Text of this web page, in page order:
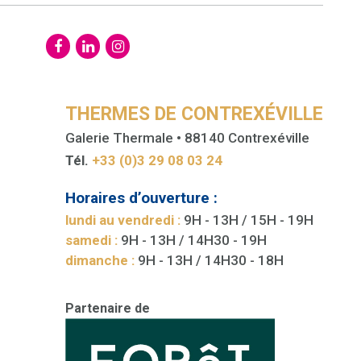
THERMES DE CONTREXÉVILLE
Galerie Thermale • 88140 Contrexéville
Tél. +33 (0)3 29 08 03 24
Horaires d’ouverture :
lundi au vendredi : 9H - 13H / 15H - 19H
samedi : 9H - 13H / 14H30 - 19H
dimanche : 9H - 13H / 14H30 - 18H
Partenaire de